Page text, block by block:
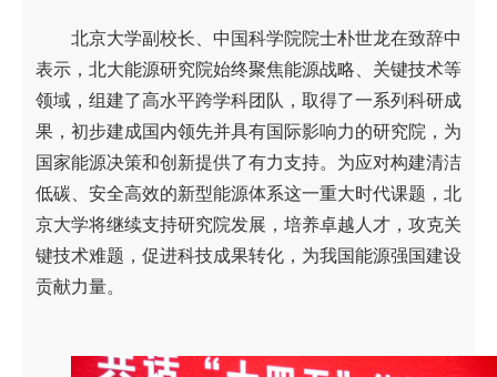
北京大学副校长、中国科学院院士朴世龙在致辞中
表示，北大能源研究院始终聚焦能源战略、关键技术等
领域，组建了高水平跨学科团队，取得了一系列科研成
果，初步建成国内领先并具有国际影响力的研究院，为
国家能源决策和创新提供了有力支持。为应对构建清洁
低碳、安全高效的新型能源体系这一重大时代课题，北
京大学将继续支持研究院发展，培养卓越人才，攻克关
键技术难题，促进科技成果转化，为我国能源强国建设
贡献力量。